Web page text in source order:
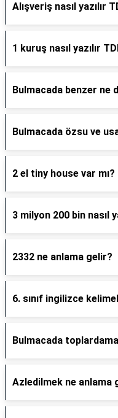
Alışveriş nasıl yazılır
1 kuruş nasıl yazılır
Bulmacada benzer ne
Bulmacada özsu ve
2 el tiny house var mı?
3 milyon 200 bin nasıl
2332 ne anlama gelir?
6. sınıf ingilizce
Bulmacada
Azledilmek ne anlama